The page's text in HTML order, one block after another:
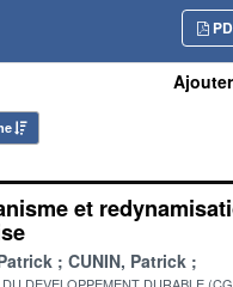
et
CUNIN, Patrick
DEVELOPPEMENT DURABLE